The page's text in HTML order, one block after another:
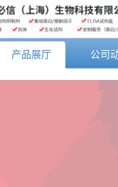
产品展厅 公司